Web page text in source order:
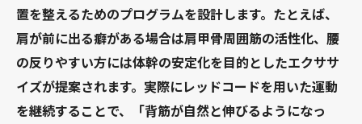
置を整えるためのプログラムを設計します。たとえば、
肩が前に出る癖がある場合は肩甲骨周囲筋の活性化、腰
の反りやすい方には体幹の安定化を目的としたエクササ
イズが提案されます。実際にレッドコードを用いた運動
を継続することで、「背筋が自然と伸びるようになっ